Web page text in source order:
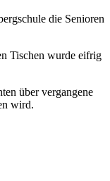
die Senioren
Tischen wurde eifrig
über vergangene
wird.